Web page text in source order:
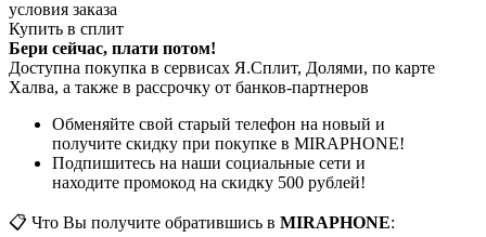
условия заказа
Купить в сплит
Бери сейчас, плати потом!
Доступна покупка в сервисах Я.Сплит, Долями, по карте
Халва, а также в рассрочку от банков-партнеров
Обменяйте свой старый телефон на новый и
получите скидку при покупке в MIRAPHONE!
Подпишитесь на наши социальные сети и
находите промокод на скидку 500 рублей!
📋 Что Вы получите обратившись в MIRAPHONE: